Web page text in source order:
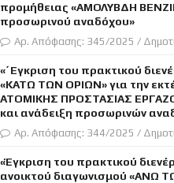
προμήθειας «ΑΜΟΛΥΒΔΗ
προσωρινού αναδόχου»
Αρ. Απόφασης: 345/2025 /
«΄Εγκριση του πρακτικού
«ΚΑΤΩ ΤΩΝ ΟΡΙΩΝ» για την
ΑΤΟΜΙΚΗΣ ΠΡΟΣΤΑΣΙΑΣ
και ανάδειξη προσωρινών
Αρ. Απόφασης: 344/2025 /
«Έγκριση του πρακτικού
ανοικτού διαγωνισμού «ΑΝΩ